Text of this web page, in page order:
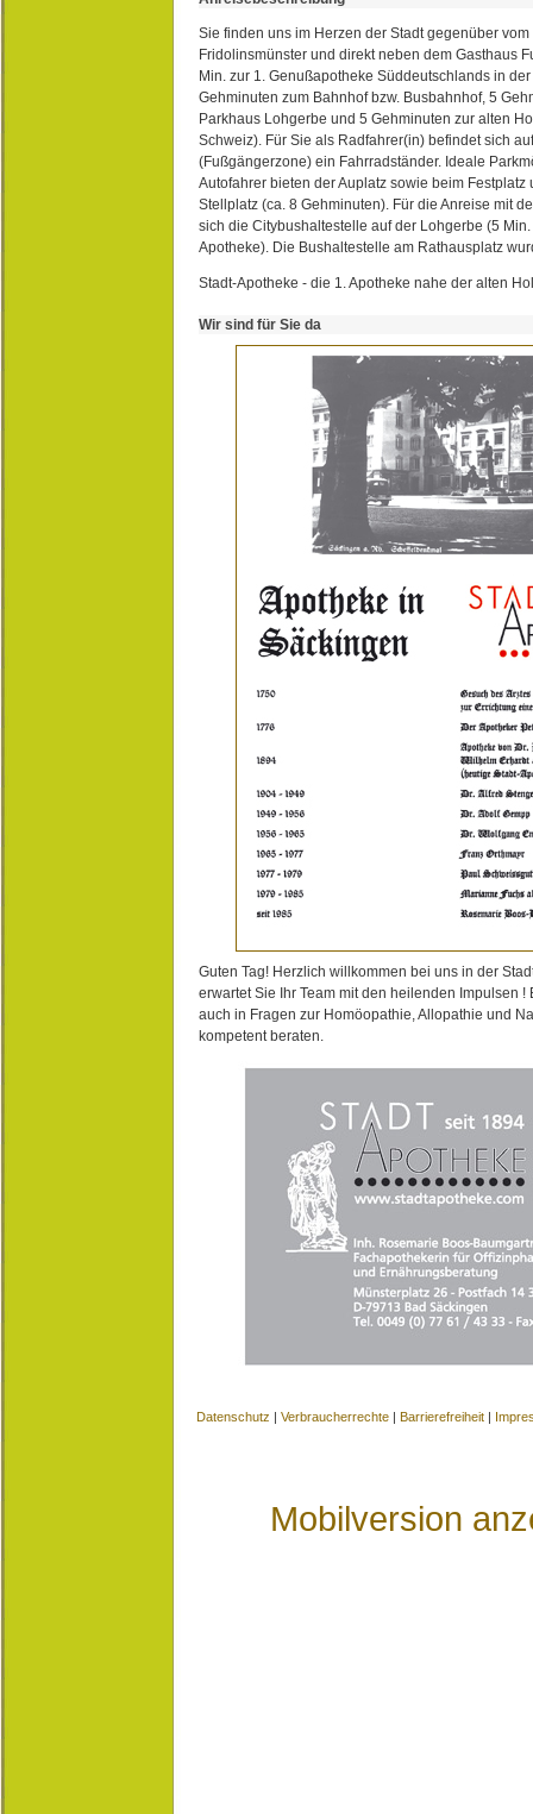
Sie finden uns im Herzen der Stadt gegenüber
Fridolinsmünster und direkt neben dem Gasthaus
Min. zur 1. Genußapotheke Süddeutschlands in
Gehminuten zum Bahnhof bzw. Busbahnhof, 5
Parkhaus Lohgerbe und 5 Gehminuten zur alten
Schweiz). Für Sie als Radfahrer(in) befindet sich
(Fußgängerzone) ein Fahrradständer. Ideale
Autofahrer bieten der Auplatz sowie beim Festplatz
Stellplatz (ca. 8 Gehminuten). Für die Anreise mit
sich die Citybushaltestelle auf der Lohgerbe (5
Apotheke). Die Bushaltestelle am Rathausplatz
Stadt-Apotheke - die 1. Apotheke nahe der alten
Wir sind für Sie da
Guten Tag! Herzlich willkommen bei uns in der
erwartet Sie Ihr Team mit den heilenden Impulsen !
auch in Fragen zur Homöopathie, Allopathie und
kompetent beraten.
Datenschutz | Verbraucherrechte | Barrierefreiheit |
Mobilversion